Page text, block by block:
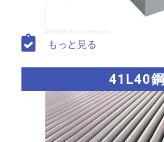
もっと見る
41L40鋼